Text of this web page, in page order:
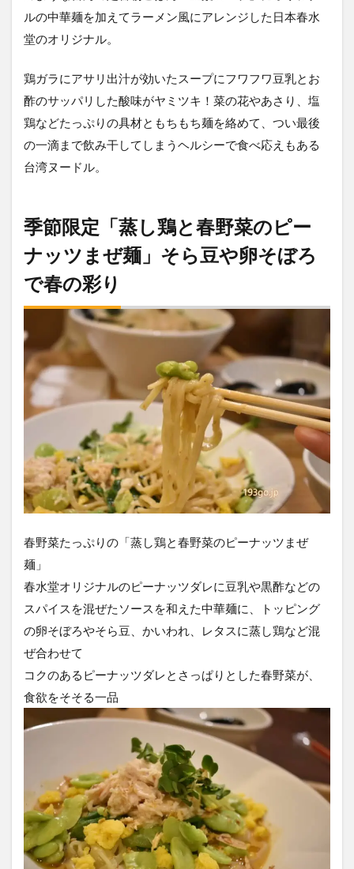
ルの中華麺を加えてラーメン風にアレンジした日本春水
堂のオリジナル。
鶏ガラにアサリ出汁が効いたスープにフワフワ豆乳とお
酢のサッパリした酸味がヤミツキ！菜の花やあさり、塩
鶏などたっぷりの具材ともちもち麺を絡めて、つい最後
の一滴まで飲み干してしまうヘルシーで食べ応えもある
台湾ヌードル。
季節限定「蒸し鶏と春野菜のピー
ナッツまぜ麺」そら豆や卵そぼろ
で春の彩り
春野菜たっぷりの「蒸し鶏と春野菜のピーナッツまぜ
麺」
春水堂オリジナルのピーナッツダレに豆乳や黒酢などの
スパイスを混ぜたソースを和えた中華麺に、トッピング
の卵そぼろやそら豆、かいわれ、レタスに蒸し鶏など混
ぜ合わせて
コクのあるピーナッツダレとさっぱりとした春野菜が、
食欲をそそる一品